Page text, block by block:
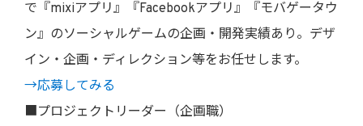
で『mixiアプリ』『Facebookアプリ』『モバゲータウ
ン』のソーシャルゲームの企画・開発実績あり。デザ
イン・企画・ディレクション等をお任せします。
→応募してみる
■プロジェクトリーダー（企画職）